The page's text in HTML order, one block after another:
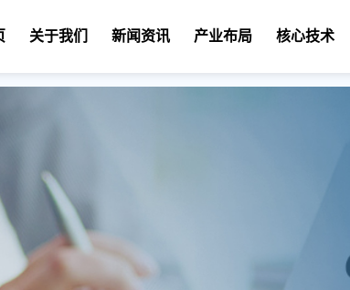
关于我们 新闻资讯 产业布局 核心技术